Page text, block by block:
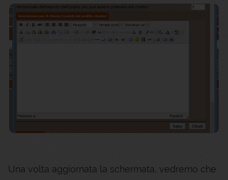
Una volta aggiornata la schermata, vedremo che